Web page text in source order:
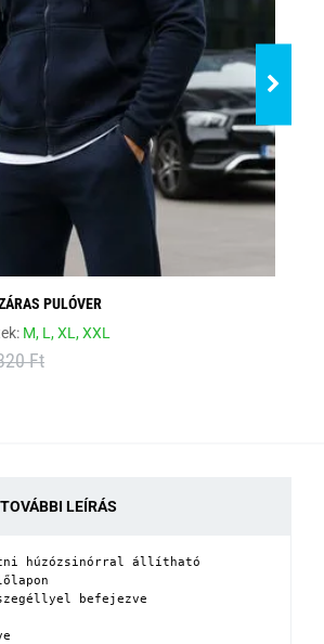
PULÓVER
M, L,XL,XXL
Ft
TOVÁBBI LEÍRÁS
húzózsinórral állítható
befejezve